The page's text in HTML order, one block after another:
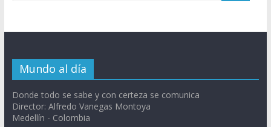
Mundo al día
Donde todo se sabe y con certeza se comunica
Director: Alfredo Vanegas Montoya
Medellín - Colombia